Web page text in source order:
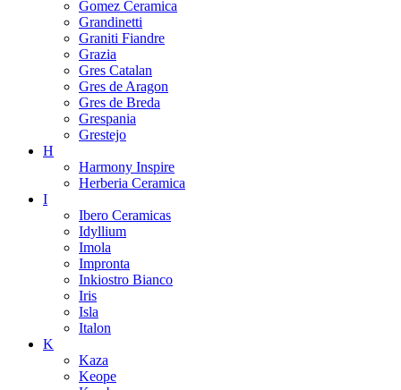
Gomez Ceramica
Grandinetti
Graniti Fiandre
Grazia
Gres Catalan
Gres de Aragon
Gres de Breda
Grespania
Grestejo
H
Harmony Inspire
Herberia Ceramica
I
Ibero Ceramicas
Idyllium
Imola
Impronta
Inkiostro Bianco
Iris
Isla
Italon
K
Kaza
Keope